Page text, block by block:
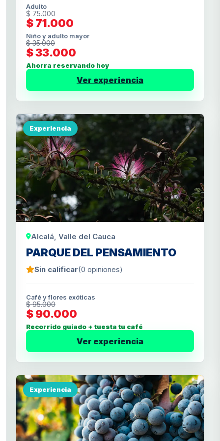
Adulto
$ 75.000
$ 71.000
Niño y adulto mayor
$ 35.000
$ 33.000
Ahorra reservando hoy
Ver experiencia
Experiencia
Alcalá, Valle del Cauca
PARQUE DEL PENSAMIENTO
Sin calificar(0 opiniones)
Café y flores exóticas
$ 95.000
$ 90.000
Recorrido guiado + tuesta tu café
Ver experiencia
Experiencia